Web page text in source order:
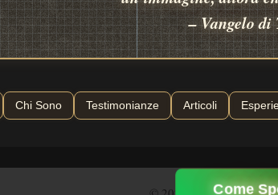
– Vangelo di
Chi Sono Testimonianze Articoli
Come